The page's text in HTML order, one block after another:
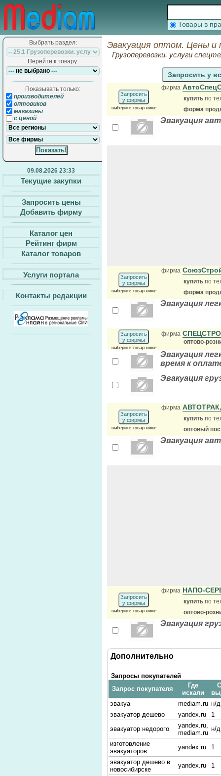
Товары в
Выбрать раздел:
Перейти к товару:
Показывать только:
производителей
оптовиков
магазины
с ценой
09.08.2026 23:33
Текущие закупки
Запросить цены
Добавить фирму
Каталог цен
Рейтинг фирм
Каталог товаров
Услуги портала
Контакты редакции
Эвакуация оптом. Цены и
Грузоперевозки. услуги
Запросить у
Запросить
у фирмы
выберите товар ниже
фирма
купить по
форма
Эвакуация
Запросить
у фирмы
выберите товар ниже
фирма
купить по
форма
Эвакуация
Запросить
у фирмы
выберите товар ниже
фирма
оптово-
Эвакуация
время к
Эвакуация
Запросить
у фирмы
выберите товар ниже
фирма
купить по
оптовый
Эвакуация
Запросить
у фирмы
выберите товар ниже
фирма НАПО-
купить по
оптово-
Эвакуация
Дополнительно
Запросы покупателей
Запрос покупателя
Где
искали
эвакуа
mediam.ru н/д
эвакуатор дешево
yandex.ru
1
эвакуатор недорого
yandex.ru,
mediam.ru
н/д
изготовление
эвакуаторов
yandex.ru
1
эвакуатор дешево в
новосибирске
yandex.ru
1